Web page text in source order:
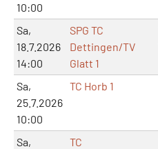
10:00
Sa,
18.7.2026
14:00
SPG TC
Dettingen/TV
Glatt 1
Sa,
25.7.2026
10:00
TC Horb 1
Sa,
TC